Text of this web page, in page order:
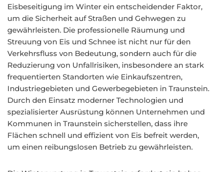
Eisbeseitigung im Winter ein entscheidender Faktor,
um die Sicherheit auf Straßen und Gehwegen zu
gewährleisten. Die professionelle Räumung und
Streuung von Eis und Schnee ist nicht nur für den
Verkehrsfluss von Bedeutung, sondern auch für die
Reduzierung von Unfallrisiken, insbesondere an stark
frequentierten Standorten wie Einkaufszentren,
Industriegebieten und Gewerbegebieten in Traunstein.
Durch den Einsatz moderner Technologien und
spezialisierter Ausrüstung können Unternehmen und
Kommunen in Traunstein sicherstellen, dass ihre
Flächen schnell und effizient von Eis befreit werden,
um einen reibungslosen Betrieb zu gewährleisten.